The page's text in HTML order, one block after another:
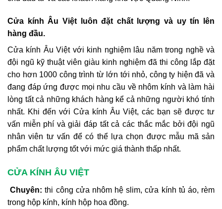
Cửa kính Âu Việt luôn đặt chất lượng và uy tín lên
hàng đầu.
Cửa kính Âu Việt với kinh nghiệm lâu năm trong nghề và
đội ngũ kỹ thuật viên giàu kinh nghiệm đã thi công lắp đặt
cho hơn 1000 công trình từ lớn tới nhỏ, công ty hiện đã và
đang đáp ứng được mọi nhu cầu về nhôm kính và làm hài
lòng tất cả những khách hàng kể cả những người khó tính
nhất. Khi đến với Cửa kính Âu Việt, các bạn sẽ được tư
vấn miễn phí và giải đáp tất cả các thắc mắc bởi đội ngũ
nhân viên tư vấn để có thể lựa chọn được mẫu mã sản
phẩm chất lượng tốt với mức giá thành thấp nhất.
CỬA KÍNH ÂU VIỆT
Chuyên: thi công cửa nhôm hệ slim, cửa kính tủ áo, rèm
trong hộp kính, kính hộp hoa đồng.